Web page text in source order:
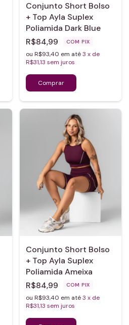
Conjunto Short Bolso
+ Top Ayla Suplex
Poliamida Dark Blue
R$84,99
COM PIX
ou R$93,40 em até3 x de
R$31,13 sem juros
Conjunto Short Bolso
+ Top Ayla Suplex
Poliamida Ameixa
R$84,99
COM PIX
ou R$93,40 em até3 x de
R$31,13 sem juros